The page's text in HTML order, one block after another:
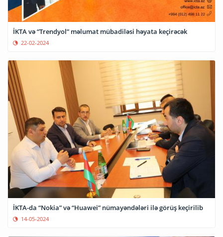
İKTA və “Trendyol” məlumat mübadiləsi həyata keçirəcək
22-02-2024
İKTA-da “Nokia” və “Huawei” nümayəndələri ilə görüş keçirilib
14-05-2024